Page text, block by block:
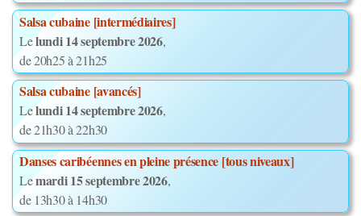
Salsa cubaine [intermédiaires]
Lelundi 14 septembre 2026,
de 20h25 à 21h25
Salsa cubaine [avancés]
Lelundi 14 septembre 2026,
de 21h30 à 22h30
Danses caribéennes en pleine présence [tous niveaux]
Lemardi 15 septembre 2026,
de 13h30 à 14h30